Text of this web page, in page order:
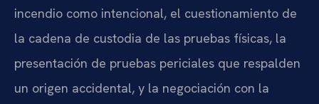
incendio como intencional, el cuestionamiento de
la cadena de custodia de las pruebas físicas, la
presentación de pruebas periciales que respalden
un origen accidental, y la negociación con la